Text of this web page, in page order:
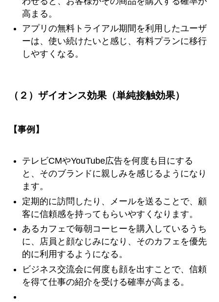
高まる。
アプリの無料トライアル期間を利用したユーザ
ーは、使い続けたいと感じ、有料プランに移行
しやすくなる。
（２）ザイオンス効果（単純接触効果）
【事例】
テレビCMやYouTube広告を何度も目にする
と、そのブランドに親しみを感じるようになり
ます。
定期的に訪問したり、メールを送ることで、顧
客に信頼感を持ってもらいやすくなります。
あるカフェで毎朝コーヒーを購入しているうち
に、店員と顔なじみになり、そのカフェを優先
的に利用するようになる。
ビジネス交流会に何度も顔を出すことで、信頼
を得て仕事の紹介を受ける確率が高まる。